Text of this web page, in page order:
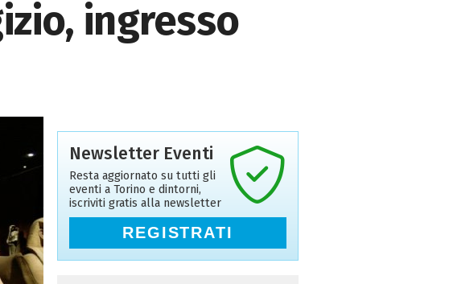
ingresso
Newsletter Eventi
Resta aggiornato su tutti gli
eventi a Torino e dintorni,
iscriviti gratis alla newsletter
REGISTRATI